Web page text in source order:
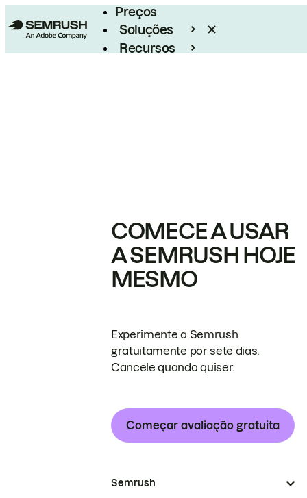
Preços
Soluções
Recursos
COMECE A USAR
A SEMRUSH HOJE
MESMO
Experimente a Semrush
gratuitamente por sete dias.
Cancele quando quiser.
Começar avaliação gratuita
Semrush